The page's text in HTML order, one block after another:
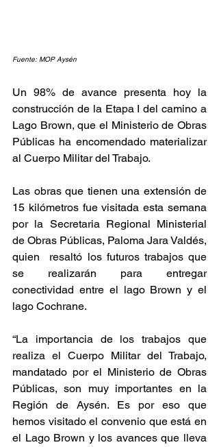
Fuente: MOP Aysén
Un 98% de avance presenta hoy la
construcción de la Etapa I del camino a
Lago Brown, que el Ministerio de Obras
Públicas ha encomendado materializar
al Cuerpo Militar del Trabajo.
Las obras que tienen una extensión de
15 kilómetros fue visitada esta semana
por la Secretaria Regional Ministerial
de Obras Públicas, Paloma Jara Valdés,
quien  resaltó los futuros trabajos que
se realizarán para entregar
conectividad entre el lago Brown y el
lago Cochrane.
“La importancia de los trabajos que
realiza el Cuerpo Militar del Trabajo,
mandatado por el Ministerio de Obras
Públicas, son muy importantes en la
Región de Aysén. Es por eso que
hemos visitado el convenio que está en
el Lago Brown y los avances que lleva